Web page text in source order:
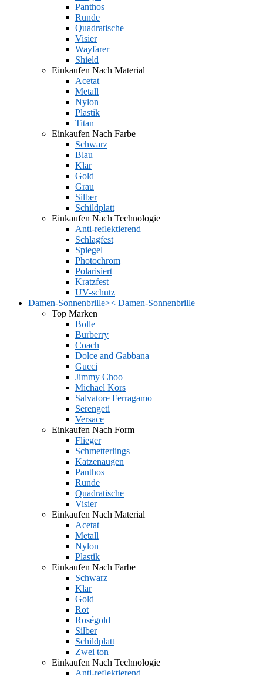
Panthos
Runde
Quadratische
Visier
Wayfarer
Shield
Einkaufen Nach Material
Acetat
Metall
Nylon
Plastik
Titan
Einkaufen Nach Farbe
Schwarz
Blau
Klar
Gold
Grau
Silber
Schildplatt
Einkaufen Nach Technologie
Anti-reflektierend
Schlagfest
Spiegel
Photochrom
Polarisiert
Kratzfest
UV-schutz
Damen-Sonnenbrille>< Damen-Sonnenbrille
Top Marken
Bolle
Burberry
Coach
Dolce and Gabbana
Gucci
Jimmy Choo
Michael Kors
Salvatore Ferragamo
Serengeti
Versace
Einkaufen Nach Form
Flieger
Schmetterlings
Katzenaugen
Panthos
Runde
Quadratische
Visier
Einkaufen Nach Material
Acetat
Metall
Nylon
Plastik
Einkaufen Nach Farbe
Schwarz
Klar
Gold
Rot
Roségold
Silber
Schildplatt
Zwei ton
Einkaufen Nach Technologie
Anti-reflektierend